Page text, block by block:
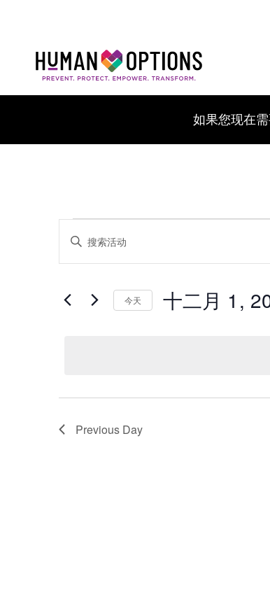
如果您现在
活
动
搜
和
视
输
入
关
字。
按
动。
今天 十二月 1,
Previous Day